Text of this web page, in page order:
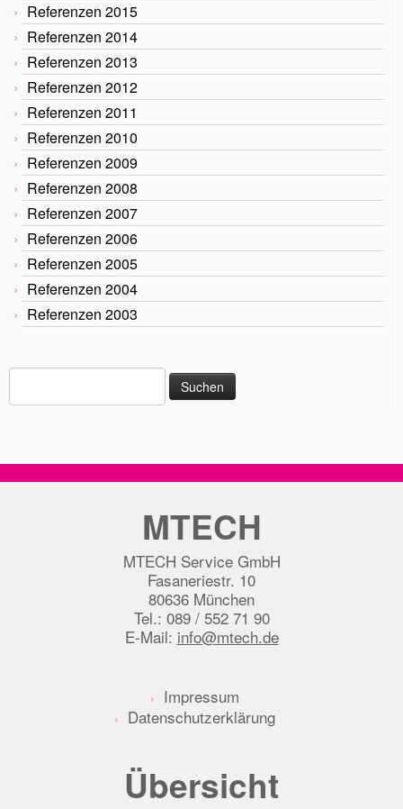
Referenzen 2015
Referenzen 2014
Referenzen 2013
Referenzen 2012
Referenzen 2011
Referenzen 2010
Referenzen 2009
Referenzen 2008
Referenzen 2007
Referenzen 2006
Referenzen 2005
Referenzen 2004
Referenzen 2003
MTECH
MTECH Service GmbH
Fasaneriestr. 10
80636 München
Tel.: 089 / 552 71 90
E-Mail: info@mtech.de
Impressum
Datenschutzerklärung
Übersicht